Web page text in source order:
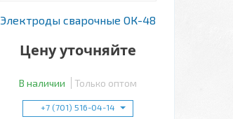
Электроды сварочные ОК-48
Цену уточняйте
В наличии Только оптом
+7 (701) 516-04-14